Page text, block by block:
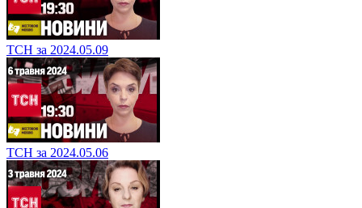
ТСН за 2024.05.09
ТСН за 2024.05.06